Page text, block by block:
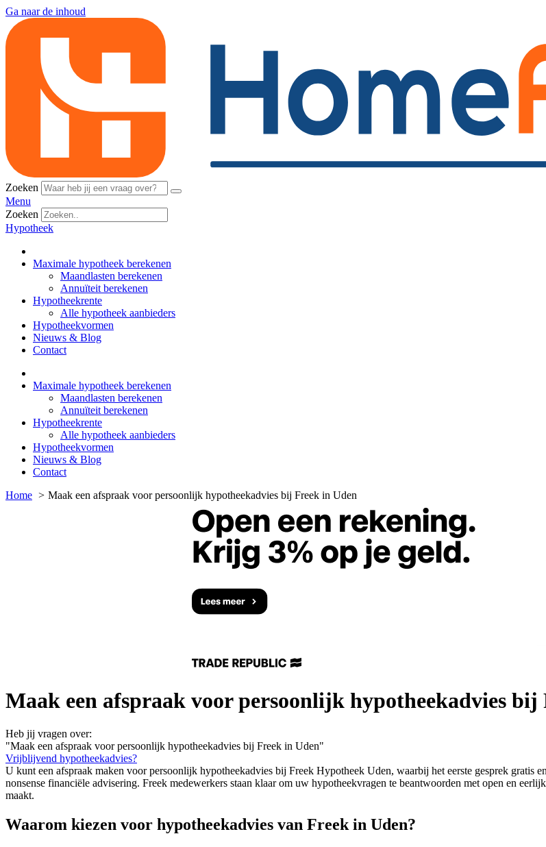
Ga naar de inhoud
Zoeken
Menu
Zoeken
Hypotheek
Maximale hypotheek berekenen
Maandlasten berekenen
Annuïteit berekenen
Hypotheekrente
Alle hypotheek aanbieders
Hypotheekvormen
Nieuws & Blog
Contact
Maximale hypotheek berekenen
Maandlasten berekenen
Annuïteit berekenen
Hypotheekrente
Alle hypotheek aanbieders
Hypotheekvormen
Nieuws & Blog
Contact
Home
Maak een afspraak voor persoonlijk hypotheekadvies bij Freek in Uden
Maak een afspraak voor persoonlijk hypotheekadvies bij
Heb jij vragen over:
"Maak een afspraak voor persoonlijk hypotheekadvies bij Freek in Uden"
Vrijblijvend hypotheekadvies?
U kunt een afspraak maken voor persoonlijk hypotheekadvies bij Freek Hypotheek Uden, waarbij het eerste gesprek
nonsense financiële advisering. Freek medewerkers staan klaar om uw hypotheekvragen te beantwoorden met open en
maakt.
Waarom kiezen voor hypotheekadvies van Freek in Uden?